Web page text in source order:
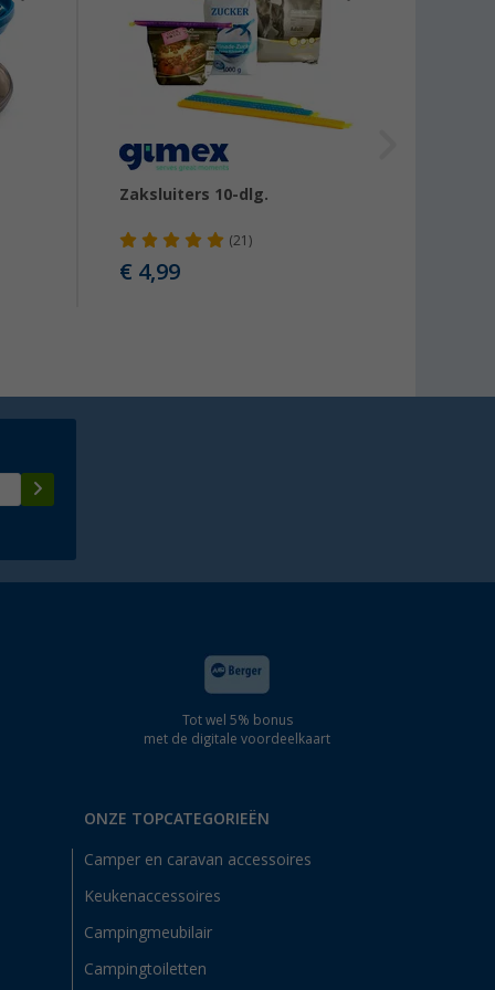
Zaksluiters 10-dlg.
(21)
€ 4,99
Tot wel 5% bonus
met de digitale voordeelkaart
ONZE TOPCATEGORIEËN
Camper en caravan accessoires
Keukenaccessoires
Campingmeubilair
Campingtoiletten